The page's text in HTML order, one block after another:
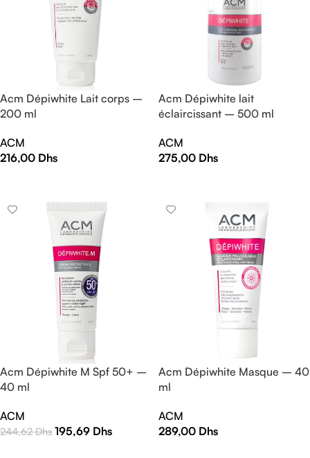
Acm Dépiwhite Lait corps –
200 ml
ACM
216,00 Dhs
Acm Dépiwhite lait
éclaircissant – 500 ml
ACM
275,00 Dhs
Acm Dépiwhite M Spf 50+ –
40 ml
ACM
244,62Dhs 195,69 Dhs
Acm Dépiwhite Masque – 40
ml
ACM
289,00 Dhs